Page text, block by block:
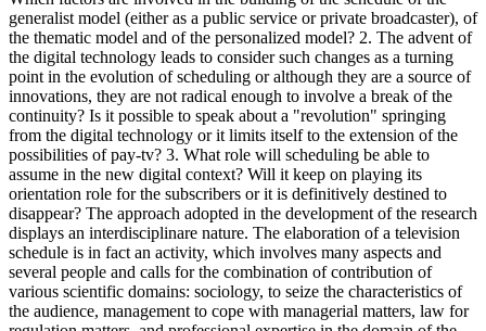
generalist model (either as a public service or private broadcaster), of
the thematic model and of the personalized model? 2. The advent of
the digital technology leads to consider such changes as a turning
point in the evolution of scheduling or although they are a source of
innovations, they are not radical enough to involve a break of the
continuity? Is it possible to speak about a "revolution" springing
from the digital technology or it limits itself to the extension of the
possibilities of pay-tv? 3. What role will scheduling be able to
assume in the new digital context? Will it keep on playing its
orientation role for the subscribers or it is definitively destined to
disappear? The approach adopted in the development of the research
displays an interdisciplinare nature. The elaboration of a television
schedule is in fact an activity, which involves many aspects and
several people and calls for the combination of contribution of
various scientific domains: sociology, to seize the characteristics of
the audience, management to cope with managerial matters, law for